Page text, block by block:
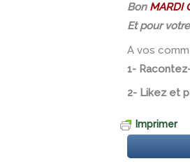
Bon MARDI
Et pour
A vos
1-
2- Likez et
Imprimer